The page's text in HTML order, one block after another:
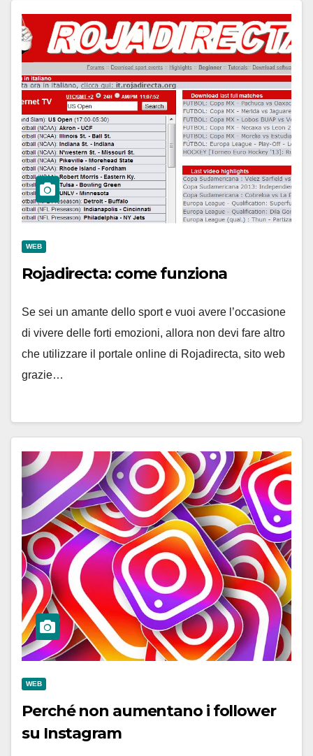
WEB
Rojadirecta: come funziona
Se sei un amante dello sport e vuoi avere l’occasione
di vivere delle forti emozioni, allora non devi fare altro
che utilizzare il portale online di Rojadirecta, sito web
grazie…
WEB
Perché non aumentano i follower
su Instagram